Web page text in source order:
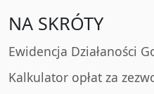
NA SKRÓTY
Ewidencja Działaności
Kalkulator opłat za